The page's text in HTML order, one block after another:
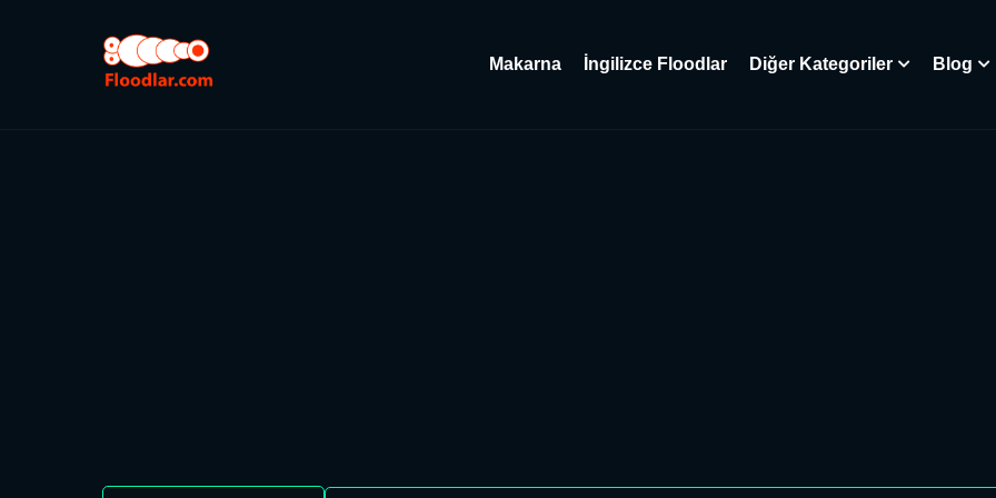
Makarna İngilizce Floodlar Diğer Kategoriler Blog